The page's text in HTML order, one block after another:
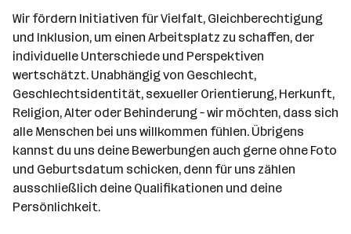
Wir fördern Initiativen für Vielfalt, Gleichberechtigung
und Inklusion, um einen Arbeitsplatz zu schaffen, der
individuelle Unterschiede und Perspektiven
wertschätzt. Unabhängig von Geschlecht,
Geschlechtsidentität, sexueller Orientierung, Herkunft,
Religion, Alter oder Behinderung – wir möchten, dass sich
alle Menschen bei uns willkommen fühlen. Übrigens
kannst du uns deine Bewerbungen auch gerne ohne Foto
und Geburtsdatum schicken, denn für uns zählen
ausschließlich deine Qualifikationen und deine
Persönlichkeit.